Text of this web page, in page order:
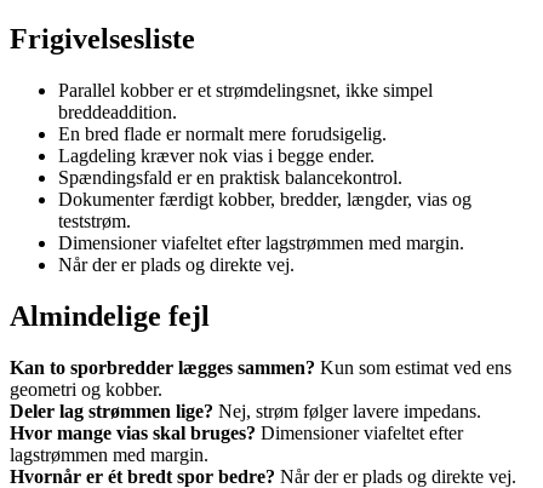
Frigivelsesliste
Parallel kobber er et strømdelingsnet, ikke simpel
breddeaddition.
En bred flade er normalt mere forudsigelig.
Lagdeling kræver nok vias i begge ender.
Spændingsfald er en praktisk balancekontrol.
Dokumenter færdigt kobber, bredder, længder, vias og
teststrøm.
Dimensioner viafeltet efter lagstrømmen med margin.
Når der er plads og direkte vej.
Almindelige fejl
Kan to sporbredder lægges sammen? Kun som estimat ved ens
geometri og kobber.
Deler lag strømmen lige? Nej, strøm følger lavere impedans.
Hvor mange vias skal bruges? Dimensioner viafeltet efter
lagstrømmen med margin.
Hvornår er ét bredt spor bedre? Når der er plads og direkte vej.